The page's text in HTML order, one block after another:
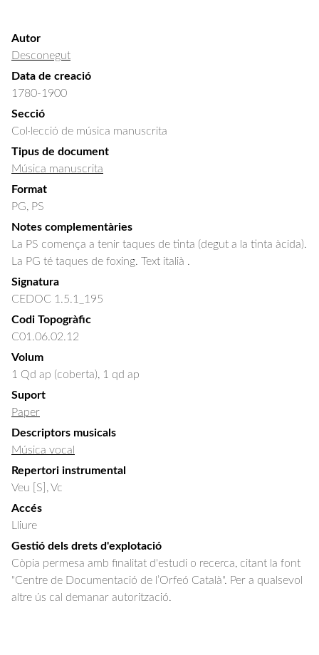
Autor
Desconegut
Data de creació
1780-1900
Secció
Col·lecció de música manuscrita
Tipus de document
Música manuscrita
Format
PG, PS
Notes complementàries
La PS comença a tenir taques de tinta (degut a la tinta àcida).
La PG té taques de foxing. Text italià .
Signatura
CEDOC 1.5.1_195
Codi Topogràfic
C01.06.02.12
Volum
1 Qd ap (coberta), 1 qd ap
Suport
Paper
Descriptors musicals
Música vocal
Repertori instrumental
Veu [S], Vc
Accés
Lliure
Gestió dels drets d'explotació
Còpia permesa amb finalitat d'estudi o recerca, citant la font
"Centre de Documentació de l’Orfeó Català". Per a qualsevol
altre ús cal demanar autorització.